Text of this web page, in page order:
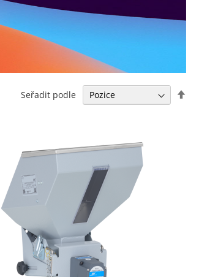
Seřadit podle